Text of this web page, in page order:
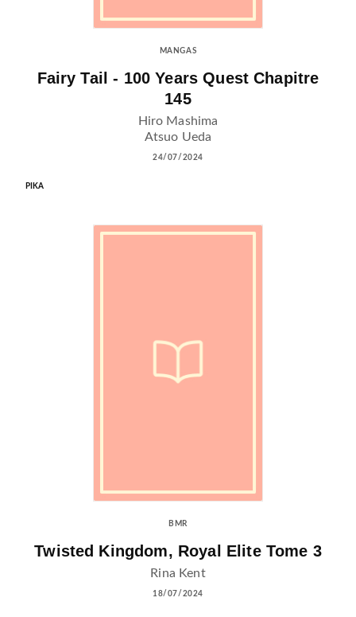
MANGAS
Fairy Tail - 100 Years Quest Chapitre
145
Hiro Mashima
Atsuo Ueda
24/07/2024
PIKA
BMR
Twisted Kingdom, Royal Elite Tome 3
Rina Kent
18/07/2024